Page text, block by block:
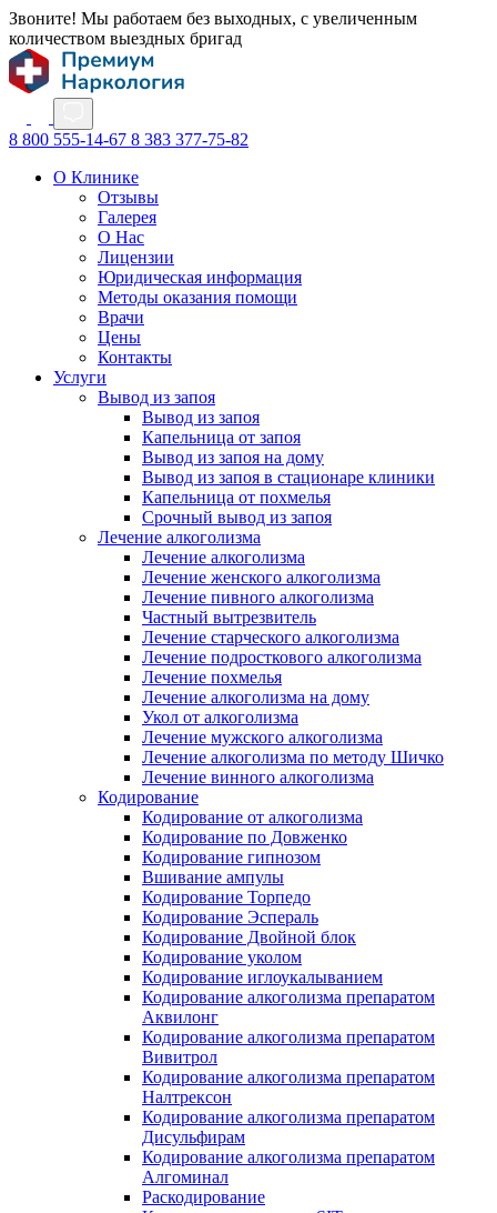
Звоните! Мы работаем без выходных, с увеличенным
количеством выездных бригад
8 800 555-14-67 8 383 377-75-82
О Клинике
Отзывы
Галерея
О Нас
Лицензии
Юридическая информация
Методы оказания помощи
Врачи
Цены
Контакты
Услуги
Вывод из запоя
Вывод из запоя
Капельница от запоя
Вывод из запоя на дому
Вывод из запоя в стационаре клиники
Капельница от похмелья
Срочный вывод из запоя
Лечение алкоголизма
Лечение алкоголизма
Лечение женского алкоголизма
Лечение пивного алкоголизма
Частный вытрезвитель
Лечение старческого алкоголизма
Лечение подросткового алкоголизма
Лечение похмелья
Лечение алкоголизма на дому
Укол от алкоголизма
Лечение мужского алкоголизма
Лечение алкоголизма по методу Шичко
Лечение винного алкоголизма
Кодирование
Кодирование от алкоголизма
Кодирование по Довженко
Кодирование гипнозом
Вшивание ампулы
Кодирование Торпедо
Кодирование Эспераль
Кодирование Двойной блок
Кодирование уколом
Кодирование иглоукалыванием
Кодирование алкоголизма препаратом
Аквилонг
Кодирование алкоголизма препаратом
Вивитрол
Кодирование алкоголизма препаратом
Налтрексон
Кодирование алкоголизма препаратом
Дисульфирам
Кодирование алкоголизма препаратом
Алгоминал
Раскодирование